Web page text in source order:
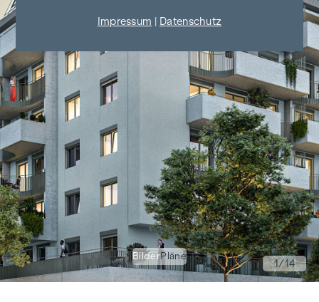
BilderPläne
1/14
Impressum Datenschutz